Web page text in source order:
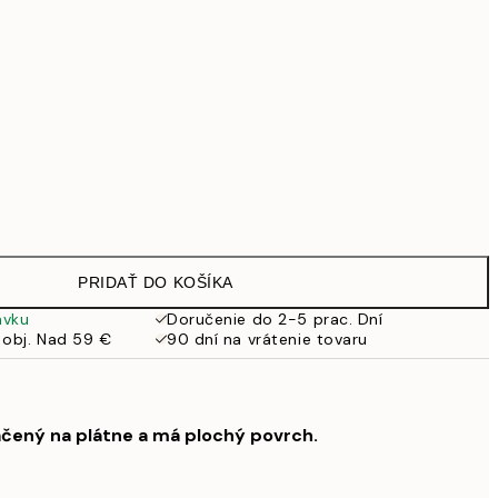
PRIDAŤ DO KOŠÍKA
Doručenie do 2-5 prac. Dní
Nad 59 €
90 dní na vrátenie tovaru
na plátne a má plochý povrch.